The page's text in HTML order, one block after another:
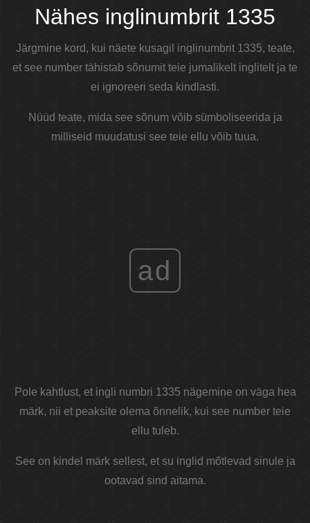
Nähes inglinumbrit 1335
Järgmine kord, kui näete kusagil inglinumbrit 1335, teate,
et see number tähistab sõnumit teie jumalikelt inglitelt ja te
ei ignoreeri seda kindlasti.
Nüüd teate, mida see sõnum võib sümboliseerida ja
milliseid muudatusi see teie ellu võib tuua.
ad
Pole kahtlust, et ingli numbri 1335 nägemine on väga hea
märk, nii et peaksite olema õnnelik, kui see number teie
ellu tuleb.
See on kindel märk sellest, et su inglid mõtlevad sinule ja
ootavad sind aitama.